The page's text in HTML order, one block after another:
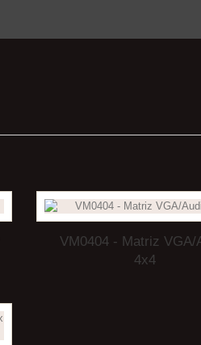
VM0404 - Matriz VGA/
4x4